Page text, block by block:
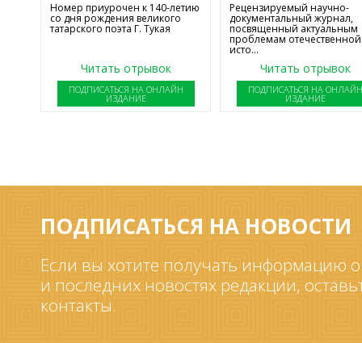
Номер приурочен к 140-летию
со дня рождения великого
татарского поэта Г. Тукая
Читать отрывок
ПОДПИСАТЬСЯ НА ОНЛАЙН
ИЗДАНИЕ
Рецензируемый научно-
документальный журнал,
посвященный актуальным
проблемам отечественной
исто...
Читать отрывок
ПОДПИСАТЬСЯ НА
ИЗДАНИЕ
ПОДПИСАТЬСЯ НА НОВОСТИ
Если вы хотите получать информацию
и последних новостях редакции,
контакты.